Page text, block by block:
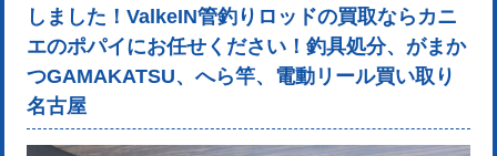
しました！ValkeIN管釣りロッドの買取ならカニ
エのポパイにお任せください！釣具処分、がまか
つGAMAKATSU、へら竿、電動リール買い取り
名古屋